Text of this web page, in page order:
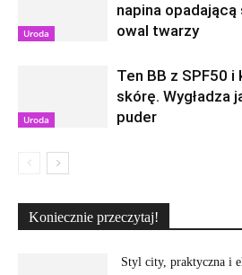
Uroda
napina
owal twarzy
Uroda
Ten BB z SPF50
skórę. Wygładza
puder
Koniecznie przeczytaj!
Styl city, praktyczna i